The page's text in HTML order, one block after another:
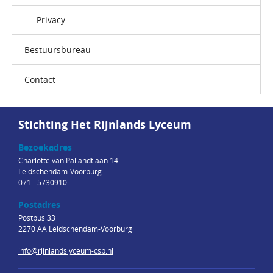
Privacy
Bestuursbureau
Contact
Stichting Het Rijnlands Lyceum
Bezoekadres
Charlotte van Pallandtlaan 14
Leidschendam-Voorburg
071 - 5730910
Postadres
Postbus 33
2270 AA Leidschendam-Voorburg
info@rijnlandslyceum-csb.nl